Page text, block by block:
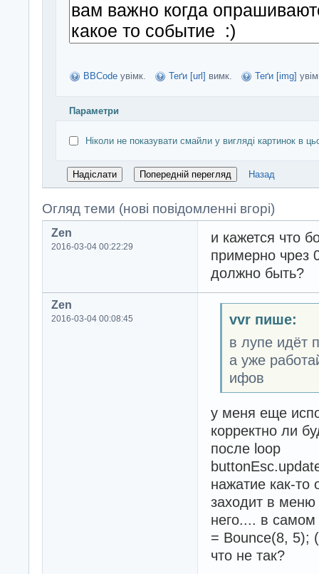
BBCode увімк. Теґи [url] вимк. Теґи [img]
Параметри
Ніколи не показувати смайли у вигляді картинок в
Назад
Огляд теми (нові повідомленні вгорі)
Zen
2016-03-04 00:22:29
и кажется что
примерно чрез
должно быть?
Zen
2016-03-04 00:08:45
vvr пише:
в лупе идёт
а уже
ифов
у меня еще
корректно ли
после loop
нажатие как-то
заходит в меню
него.... в
= Bounce(8, 5);
что не так?